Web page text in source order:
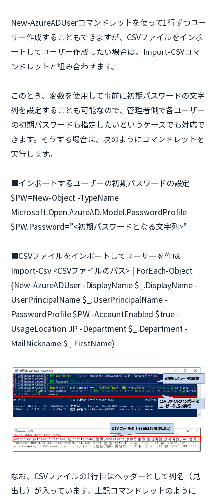
New-AzureADUserコマンドレットを使って1行ずつユー
ザー作成することもできますが、CSVファイルをインポ
ートしてユーザー作成したい場合は、Import-CSVコマ
ンドレットと組み合わせます。
このとき、変数を使用して事前に初期パスワードの文字
列を設定することも可能なので、管理者側で各ユーザー
の初期パスワードも指定したいというケースでも対応で
きます。そうする場合は、次のようにコマンドレットを
実行します。
■インポートするユーザーの初期パスワードの設定
$PW=New-Object -TypeName
Microsoft.Open.AzureAD.Model.PasswordProfile
$PW.Password=”<初期パスワードとなる文字列>”
■CSVファイルをインポートしてユーザーを作成
Import-Csv <CSVファイルのパス> | ForEach-Object
{New-AzureADUser -DisplayName $_.DisplayName -
UserPrincipalName $_.UserPrincipalName -
PasswordProfile $PW -AccountEnabled $true -
UsageLocation JP -Department $_.Department -
MailNickname $_.FirstName}
なお、CSVファイルの1行目はヘッダーとして列名（見
出し）が入っています。上記コマンドレットのように